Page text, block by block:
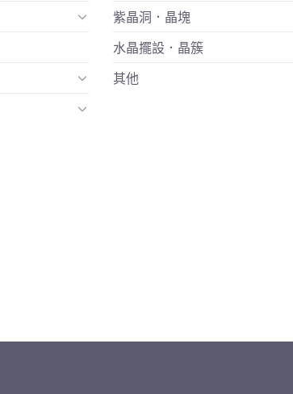
紫晶洞．晶塊
水晶擺設．晶簇
其他